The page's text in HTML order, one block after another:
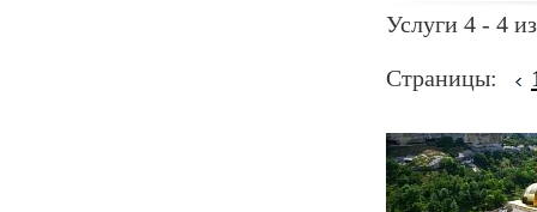
Услуги 4 - 4
Страницы: